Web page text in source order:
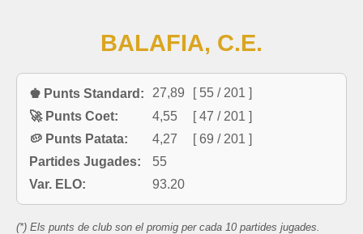
BALAFIA, C.E.
♚ Punts Standard: 27,89
[ 55 / 201 ]
🚀 Punts Coet:
4,55
[ 47 / 201 ]
🥔 Punts Patata:
4,27
[ 69 / 201 ]
Partides Jugades:
55
Var. ELO:
93.20
(*) Els punts de club son el promig per cada 10 partides jugades.